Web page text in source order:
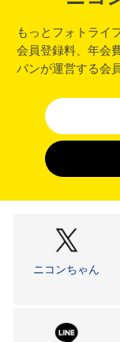
もっとフォトライ
会員登録料、年会
パンが運営する会
ニコンちゃん